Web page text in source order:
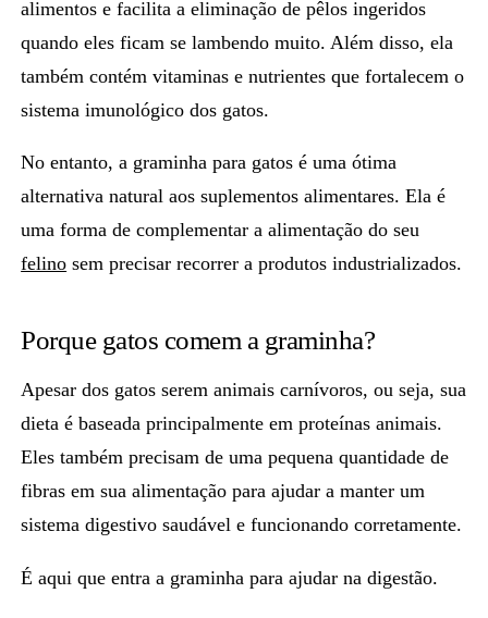
alimentos e facilita a eliminação de pêlos ingeridos
quando eles ficam se lambendo muito. Além disso, ela
também contém vitaminas e nutrientes que fortalecem o
sistema imunológico dos gatos.
No entanto, a graminha para gatos é uma ótima
alternativa natural aos suplementos alimentares. Ela é
uma forma de complementar a alimentação do seu
felino sem precisar recorrer a produtos industrializados.
Porque gatos comem a graminha?
Apesar dos gatos serem animais carnívoros, ou seja, sua
dieta é baseada principalmente em proteínas animais.
Eles também precisam de uma pequena quantidade de
fibras em sua alimentação para ajudar a manter um
sistema digestivo saudável e funcionando corretamente.
É aqui que entra a graminha para ajudar na digestão.